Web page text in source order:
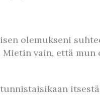
olemukseni
vain, että